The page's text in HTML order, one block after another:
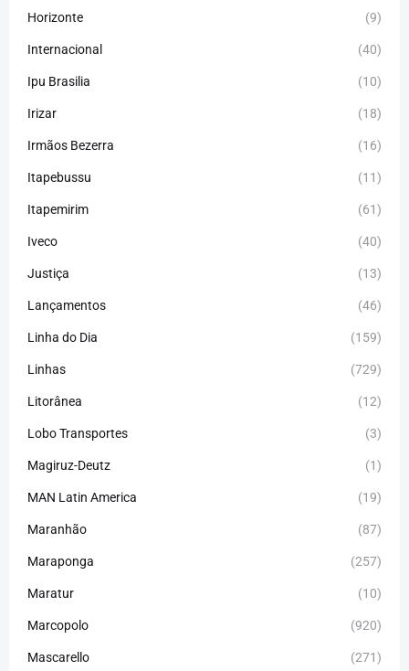
Horizonte (9)
Internacional (40)
Ipu Brasilia (10)
Irizar (18)
Irmãos Bezerra (16)
Itapebussu (11)
Itapemirim (61)
Iveco (40)
Justiça (13)
Lançamentos (46)
Linha do Dia (159)
Linhas (729)
Litorânea (12)
Lobo Transportes (3)
Magiruz-Deutz (1)
MAN Latin America (19)
Maranhão (87)
Maraponga (257)
Maratur (10)
Marcopolo (920)
Mascarello (271)